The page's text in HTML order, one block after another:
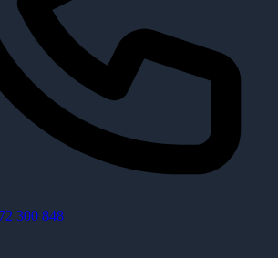
300 848